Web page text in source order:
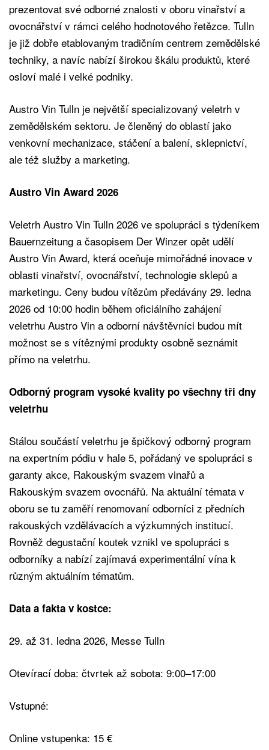
prezentovat své odborné znalosti v oboru vinařství a
ovocnářství v rámci celého hodnotového řetězce. Tulln
je již dobře etablovaným tradičním centrem zemědělské
techniky, a navíc nabízí širokou škálu produktů, které
osloví malé i velké podniky.
Austro Vin Tulln je největší specializovaný veletrh v
zemědělském sektoru. Je členěný do oblastí jako
venkovní mechanizace, stáčení a balení, sklepnictví,
ale též služby a marketing.
Austro Vin Award 2026
Veletrh Austro Vin Tulln 2026 ve spolupráci s týdeníkem
Bauernzeitung a časopisem Der Winzer opět udělí
Austro Vin Award, která oceňuje mimořádné inovace v
oblasti vinařství, ovocnářství, technologie sklepů a
marketingu. Ceny budou vítězům předávány 29. ledna
2026 od 10:00 hodin během oficiálního zahájení
veletrhu Austro Vin a odborní návštěvníci budou mít
možnost se s vítěznými produkty osobně seznámit
přímo na veletrhu.
Odborný program vysoké kvality po všechny tři dny
veletrhu
Stálou součástí veletrhu je špičkový odborný program
na expertním pódiu v hale 5, pořádaný ve spolupráci s
garanty akce, Rakouským svazem vinařů a
Rakouským svazem ovocnářů. Na aktuální témata v
oboru se tu zaměří renomovaní odborníci z předních
rakouských vzdělávacích a výzkumných institucí.
Rovněž degustační koutek vznikl ve spolupráci s
odborníky a nabízí zajímavá experimentální vína k
různým aktuálním tématům.
Data a fakta v kostce:
29. až 31. ledna 2026, Messe Tulln
Otevírací doba: čtvrtek až sobota: 9:00–17:00
Vstupné:
Online vstupenka: 15 €